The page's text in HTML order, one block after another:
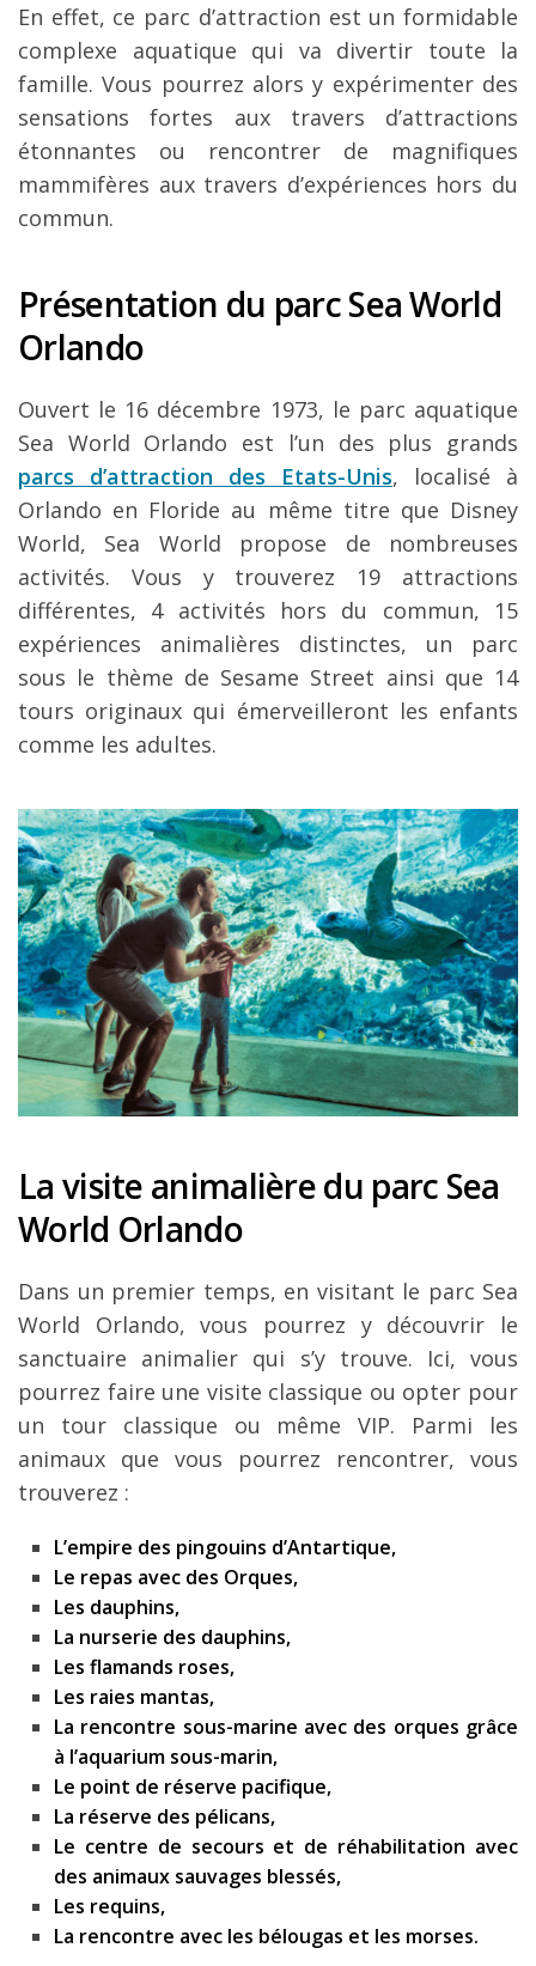
En effet, ce parc d’attraction est un formidable
complexe aquatique qui va divertir toute la
famille. Vous pourrez alors y expérimenter des
sensations fortes aux travers d’attractions
étonnantes ou rencontrer de magnifiques
mammifères aux travers d’expériences hors du
commun.
Présentation du parc Sea World
Orlando
Ouvert le 16 décembre 1973, le parc aquatique
Sea World Orlando est l’un des plus grands
parcs d’attraction des Etats-Unis, localisé à
Orlando en Floride au même titre que Disney
World, Sea World propose de nombreuses
activités. Vous y trouverez 19 attractions
différentes, 4 activités hors du commun, 15
expériences animalières distinctes, un parc
sous le thème de Sesame Street ainsi que 14
tours originaux qui émerveilleront les enfants
comme les adultes.
La visite animalière du parc Sea
World Orlando
Dans un premier temps, en visitant le parc Sea
World Orlando, vous pourrez y découvrir le
sanctuaire animalier qui s’y trouve. Ici, vous
pourrez faire une visite classique ou opter pour
un tour classique ou même VIP. Parmi les
animaux que vous pourrez rencontrer, vous
trouverez :
L’empire des pingouins d’Antartique,
Le repas avec des Orques,
Les dauphins,
La nurserie des dauphins,
Les flamands roses,
Les raies mantas,
La rencontre sous-marine avec des orques grâce
à l’aquarium sous-marin,
Le point de réserve pacifique,
La réserve des pélicans,
Le centre de secours et de réhabilitation avec
des animaux sauvages blessés,
Les requins,
La rencontre avec les bélougas et les morses.